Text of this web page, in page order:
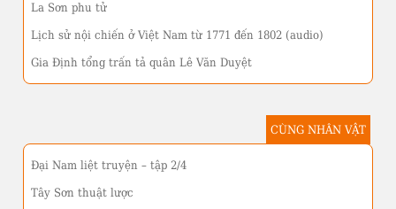
La Sơn phu tử
Lịch sử nội chiến ở Việt Nam từ 1771 đến 1802 (audio)
Gia Định tổng trấn tả quân Lê Văn Duyệt
CÙNG NHÂN VẬT
Đại Nam liệt truyện – tập 2/4
Tây Sơn thuật lược